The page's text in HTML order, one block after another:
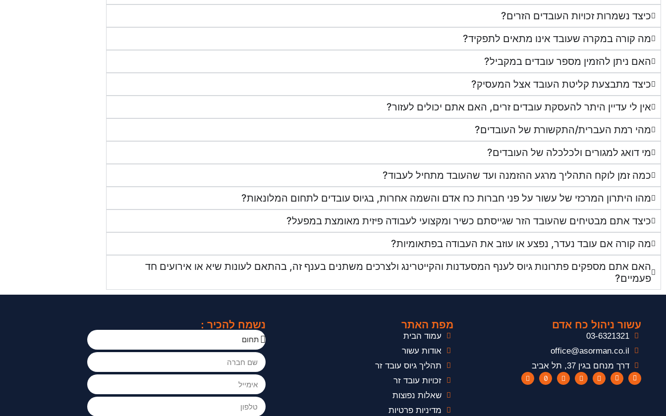
כיצד נשמרות זכויות העובדים הזרים?
מה קורה במקרה שעובד אינו מתאים לתפקיד?
האם ניתן להזמין מספר עובדים במקביל?
כיצד מתבצעת קליטת העובד אצל המעסיק?
אין לי עדיין היתר להעסקת עובדים זרים, האם אתם יכולים לעזור?
מהי רמת העברית/התקשורת של העובדים?
מי דואג למגורים ולכלכלה של העובדים?
כמה זמן לוקח התהליך מרגע ההזמנה ועד שהעובד מתחיל לעבוד?
מהו היתרון המרכזי של עשור על פני חברות כח אדם והשמה אחרות, בגיוס עובדים לתחום המלונאות?
כיצד אתם מבטיחים שהעובד הזר שגייסתם כשיר ומקצועי לעבודה פיזית מאומצת במפעל?
מה קורה אם עובד נעדר, נפצע או עוזב את העבודה בפתאומיות?
האם אתם מספקים פתרונות גיוס לענף המסעדנות והקייטרינג ולצרכים משתנים בענף זה, בהתאם לעונות שיא או אירועים חד
פעמיים?
עשור ניהול כח אדם
03-6321321
office@asorman.co.il
דרך מנחם בגין 37, תל אביב
מפת האתר
עמוד הבית
אודות עשור
תהליך גיוס עובד זר
זכויות עובד זר
שאלות נפוצות
מדיניות פרטיות
נשמח להכיר :